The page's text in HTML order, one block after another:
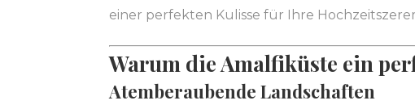
einer perfekten Kulisse für Ihre
Warum die Amalfiküste ein
Atemberaubende Landschaften